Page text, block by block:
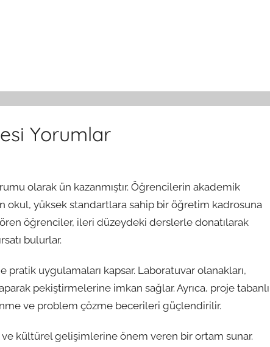
Yorumlar
olarak ün kazanmıştır. Öğrencilerin akademik
okul, yüksek standartlara sahip bir öğretim kadrosuna
öğrenciler, ileri düzeydeki derslerle donatılarak
bulurlar.
uygulamaları kapsar. Laboratuvar olanakları,
pekiştirmelerine imkan sağlar. Ayrıca, proje tabanlı
ve problem çözme becerileri güçlendirilir.
kültürel gelişimlerine önem veren bir ortam sunar.